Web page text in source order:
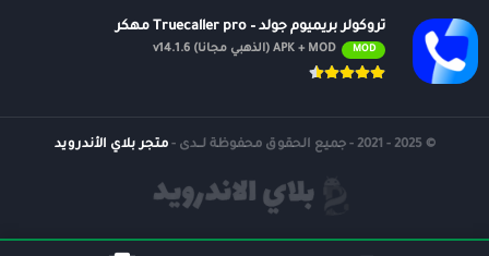
تروكولر بريميوم جولد – Truecaller pro مهكر
MOD APK + MOD (الذهبي مجانًا) v14.1.6
© 2025 - 2021 - جميع الحقوق محفوظة لــدى - متجر بلاي الأندرويد